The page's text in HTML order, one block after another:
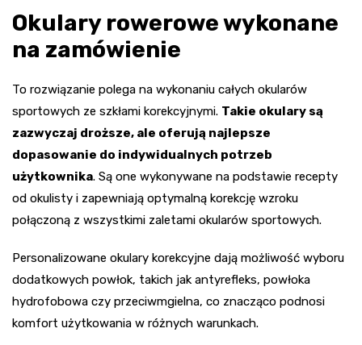
Okulary rowerowe wykonane
na zamówienie
To rozwiązanie polega na wykonaniu całych okularów
sportowych ze szkłami korekcyjnymi. Takie okulary są
zazwyczaj droższe, ale oferują najlepsze
dopasowanie do indywidualnych potrzeb
użytkownika. Są one wykonywane na podstawie recepty
od okulisty i zapewniają optymalną korekcję wzroku
połączoną z wszystkimi zaletami okularów sportowych.
Personalizowane okulary korekcyjne dają możliwość wyboru
dodatkowych powłok, takich jak antyrefleks, powłoka
hydrofobowa czy przeciwmgielna, co znacząco podnosi
komfort użytkowania w różnych warunkach.